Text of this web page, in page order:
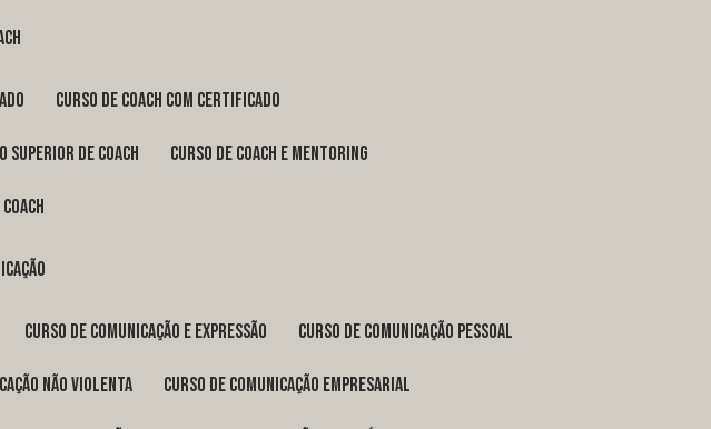
curso de coach com certificado
superior de coach curso de coach e mentoring
coach
curso de comunicação e expressão curso de comunicação pessoal
não violenta curso de comunicação empresarial